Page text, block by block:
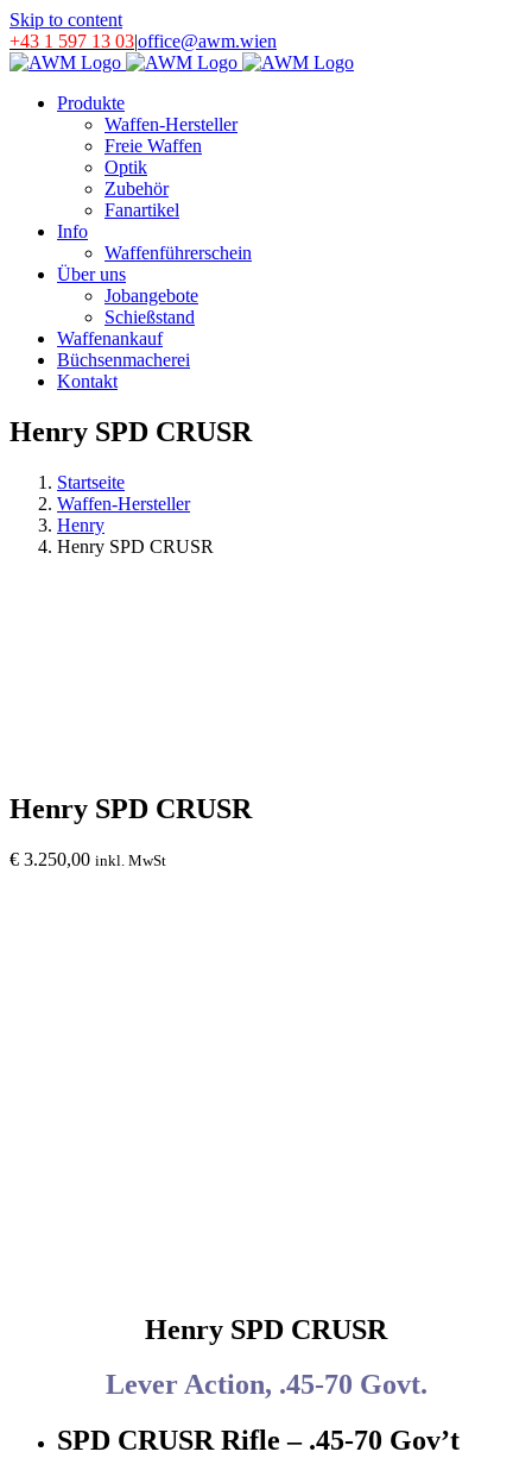
Skip to content
+43 1 597 13 03|office@awm.wien
Produkte
Waffen-Hersteller
Freie Waffen
Optik
Zubehör
Fanartikel
Info
Waffenführerschein
Über uns
Jobangebote
Schießstand
Waffenankauf
Büchsenmacherei
Kontakt
Henry SPD CRUSR
Startseite
Waffen-Hersteller
Henry
Henry SPD CRUSR
Henry SPD CRUSR
€ 3.250,00 inkl. MwSt
Henry SPD CRUSR
Lever Action, .45-70 Govt.
SPD CRUSR Rifle – .45-70 Gov’t